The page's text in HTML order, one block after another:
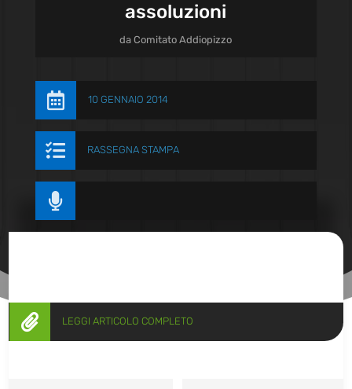
assoluzioni
daComitato Addiopizzo
 10 GENNAIO 2014
 RASSEGNA STAMPA

 LEGGI ARTICOLO COMPLETO